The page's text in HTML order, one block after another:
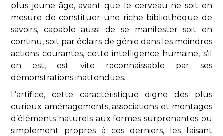
plus jeune âge, avant que le cerveau ne soit en
mesure de constituer une riche bibliothèque de
savoirs, capable aussi de se manifester soit en
continu, soit par éclairs de génie dans les moindres
actions courantes, cette intelligence humaine, s’il
en est, est vite reconnaissable par ses
démonstrations inattendues.
L’artifice, cette caractéristique digne des plus
curieux aménagements, associations et montages
d’éléments naturels aux formes surprenantes ou
simplement propres à ces derniers, les faisant